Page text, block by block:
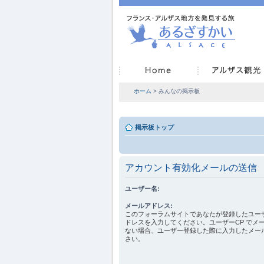
ホーム > みんなの掲示板
掲示板トップ
アカウント有効化メールの送信
ユーザー名:
メールアドレス:
このフォーラムサイトであなたが登録したユー
ドレスを入力してください。ユーザーCP でメ
ない場合、ユーザー登録した際に入力したメー
さい。